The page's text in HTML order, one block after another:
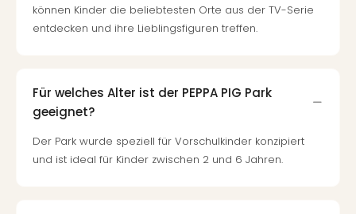
können Kinder die beliebtesten Orte aus der TV-Serie
entdecken und ihre Lieblingsfiguren treffen.
Für welches Alter ist der PEPPA PIG Park
geeignet?
Der Park wurde speziell für Vorschulkinder konzipiert
und ist ideal für Kinder zwischen 2 und 6 Jahren.